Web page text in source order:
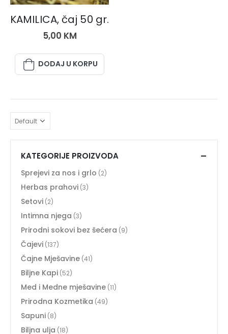
KAMILICA, čaj 50 gr.
5,00 KM
DODAJ U KORPU
KATEGORIJE PROIZVODA
Sprejevi za nos i grlo (2)
Herbas prahovi (3)
Setovi (2)
Intimna njega (3)
Prirodni sokovi bez šećera (9)
Čajevi (137)
Čajne Mješavine (41)
Biljne Kapi (52)
Med i Medne mješavine (11)
Prirodna Kozmetika (49)
Sapuni (8)
Biljna ulja (18)